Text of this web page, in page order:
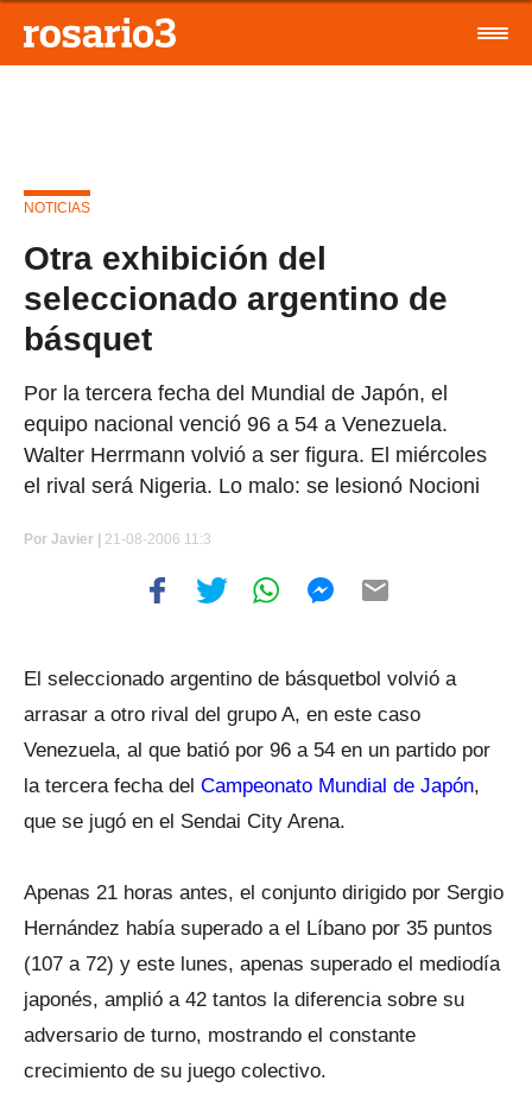
NOTICIAS
Otra exhibición del
seleccionado argentino de
básquet
Por la tercera fecha del Mundial de Japón, el
equipo nacional venció 96 a 54 a Venezuela.
Walter Herrmann volvió a ser figura. El miércoles
el rival será Nigeria. Lo malo: se lesionó Nocioni
Por Javier | 21-08-2006 11:3
El seleccionado argentino de básquetbol volvió a
arrasar a otro rival del grupo A, en este caso
Venezuela, al que batió por 96 a 54 en un partido por
la tercera fecha del Campeonato Mundial de Japón,
que se jugó en el Sendai City Arena.
Apenas 21 horas antes, el conjunto dirigido por Sergio
Hernández había superado a el Líbano por 35 puntos
(107 a 72) y este lunes, apenas superado el mediodía
japonés, amplió a 42 tantos la diferencia sobre su
adversario de turno, mostrando el constante
crecimiento de su juego colectivo.